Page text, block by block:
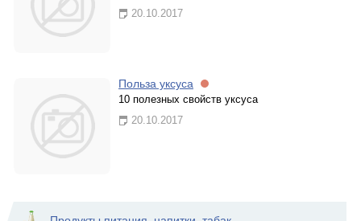
20.10.2017
Польза уксуса
10 полезных свойств уксуса
20.10.2017